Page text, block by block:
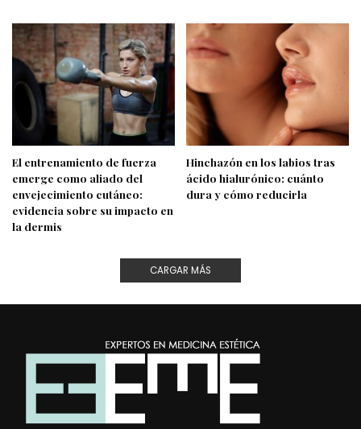
El entrenamiento de fuerza
emerge como aliado del
envejecimiento cutáneo:
evidencia sobre su impacto en
la dermis
Hinchazón en los labios tras
ácido hialurónico: cuánto
dura y cómo reducirla
CARGAR MÁS